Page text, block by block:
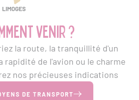
venir ?
la route, la tranquillité d'un
rapidité de l'avion ou le charme
nos précieuses indications
DE TRANSPORT